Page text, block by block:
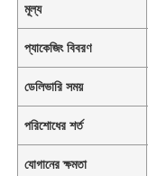
মূল্য
প্যাকেজিং বিবরণ
ডেলিভারি সময়
পরিশোধের শর্ত
যোগানের ক্ষমতা